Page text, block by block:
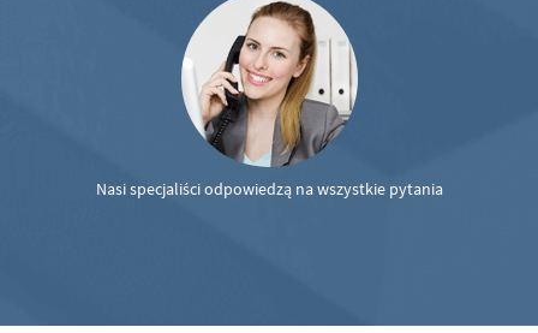
Nasi specjaliści odpowiedzą na wszystkie pytania